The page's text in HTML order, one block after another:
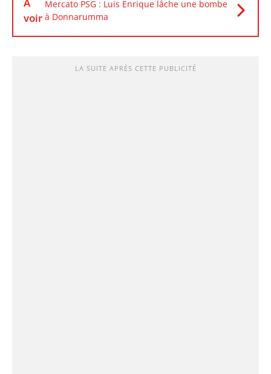
voir
Mercato PSG : Luis Enrique lâche une bombe
à Donnarumma
LA SUITE APRÈS CETTE PUBLICITÉ